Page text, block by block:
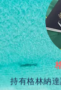
持有格林納